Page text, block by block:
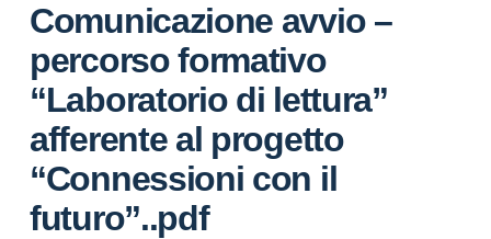
Comunicazione avvio –
percorso formativo
“Laboratorio di lettura”
afferente al progetto
“Connessioni con il
futuro”..pdf